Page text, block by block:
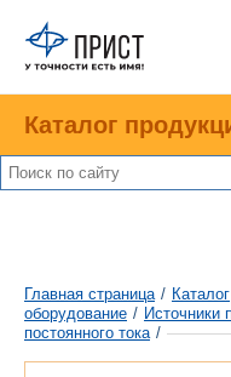
Каталог
Главная страница / Каталог
оборудование / Источники
постоянного тока /